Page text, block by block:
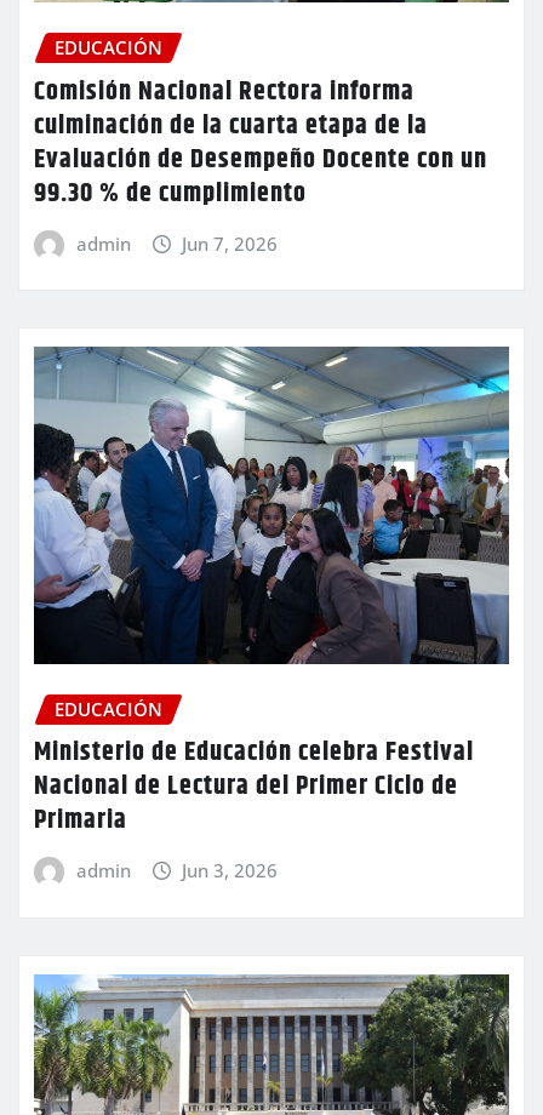
EDUCACIÓN
Comisión Nacional Rectora informa
culminación de la cuarta etapa de la
Evaluación de Desempeño Docente con un
99.30 % de cumplimiento
admin Jun 7, 2026
EDUCACIÓN
Ministerio de Educación celebra Festival
Nacional de Lectura del Primer Ciclo de
Primaria
admin Jun 3, 2026